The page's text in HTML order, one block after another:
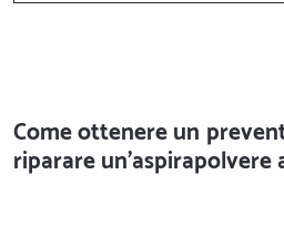
Come ottenere un
riparare un'aspirapolvere